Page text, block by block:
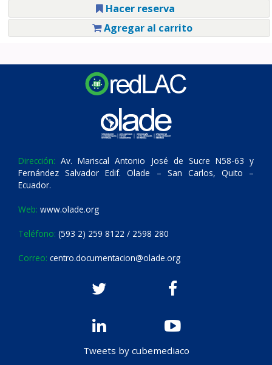
Hacer reserva
Agregar al carrito
Dirección: Av. Mariscal Antonio José de Sucre N58-63 y
Fernández Salvador Edif. Olade – San Carlos, Quito –
Ecuador.
Web: www.olade.org
Teléfono: (593 2) 259 8122 / 2598 280
Correo: centro.documentacion@olade.org
Tweets by cubemediaco